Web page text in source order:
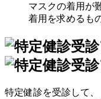
マスクの着用が
着用を求めるも
特定健診を受診して、